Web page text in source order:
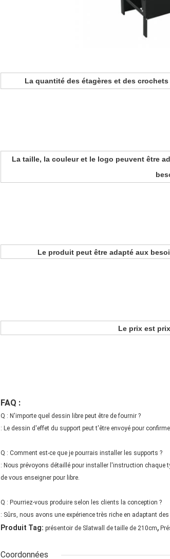
La quantité des étagères et des
La taille, la couleur et le logo peuvent être
Le produit peut être adapté aux
Le prix est
FAQ :
Q : N'importe quel dessin libre peut être de fournir ?
: Le dessin d'effet du support peut t'être envoyé pour
Q : Comment est-ce que je pourrais installer les supports ?
: Nous prévoyons détaillé pour installer l'instruction chaque
de vous enseigner pour libre.
Q : Pourriez-vous produire selon les clients la conception ?
: Sûrs, nous avons une expérience très riche en adaptant
Produit Tag: présentoir de Slatwall de taille de 210cm,
Coordonnées